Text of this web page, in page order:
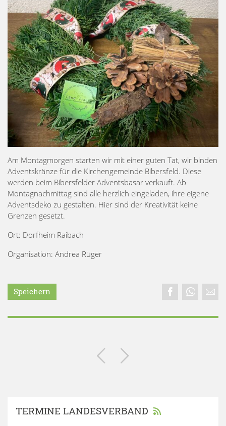
Am Montagmorgen starten wir mit einer guten Tat, wir binden
Adventskränze für die Kirchengemeinde Bibersfeld. Diese
werden beim Bibersfelder Adventsbasar verkauft. Ab
Montagnachmittag sind alle herzlich eingeladen, ihre eigene
Adventsdeko zu gestalten. Hier sind der Kreativität keine
Grenzen gesetzt.
Ort: Dorfheim Raibach
Organisation: Andrea Rüger
Speichern
TERMINE LANDESVERBAND